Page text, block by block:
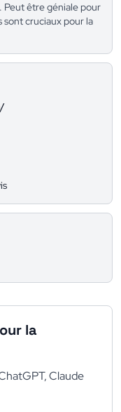
Peut être géniale pour
sont cruciaux pour la
la
Claude